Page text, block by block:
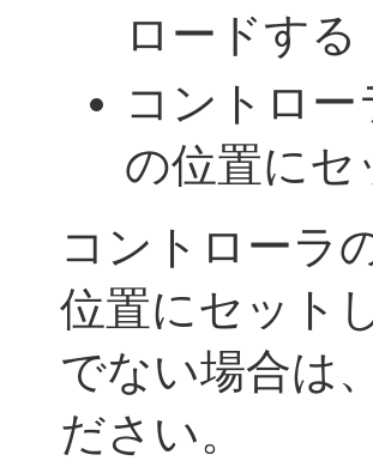
ロードする
コントロ
の位置にセ
コントローラ
位置にセット
でない場合は
ださい。